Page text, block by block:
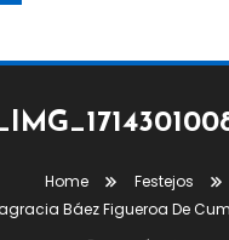
Home
Festejos
Báez Figueroa De